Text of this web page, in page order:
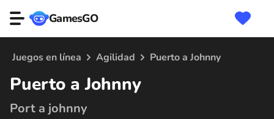
GamesGO
Juegos en línea Agilidad Puerto a Johnny
Puerto a Johnny
Port a johnny